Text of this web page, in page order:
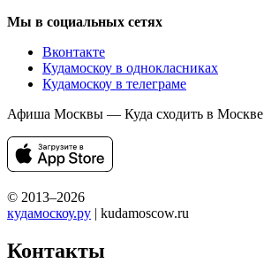
Мы в социальных сетях
Вконтакте
Кудамоскоу в однокласниках
Кудамоскоу в телеграме
Афиша Москвы — Куда сходить в Москве
© 2013–2026
кудамоскоу.ру | kudamoscow.ru
Контакты